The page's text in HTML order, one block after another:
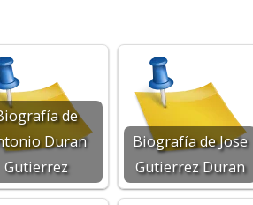
de
Duran
Gutierrez
Biografía de Jose
Gutierrez Duran